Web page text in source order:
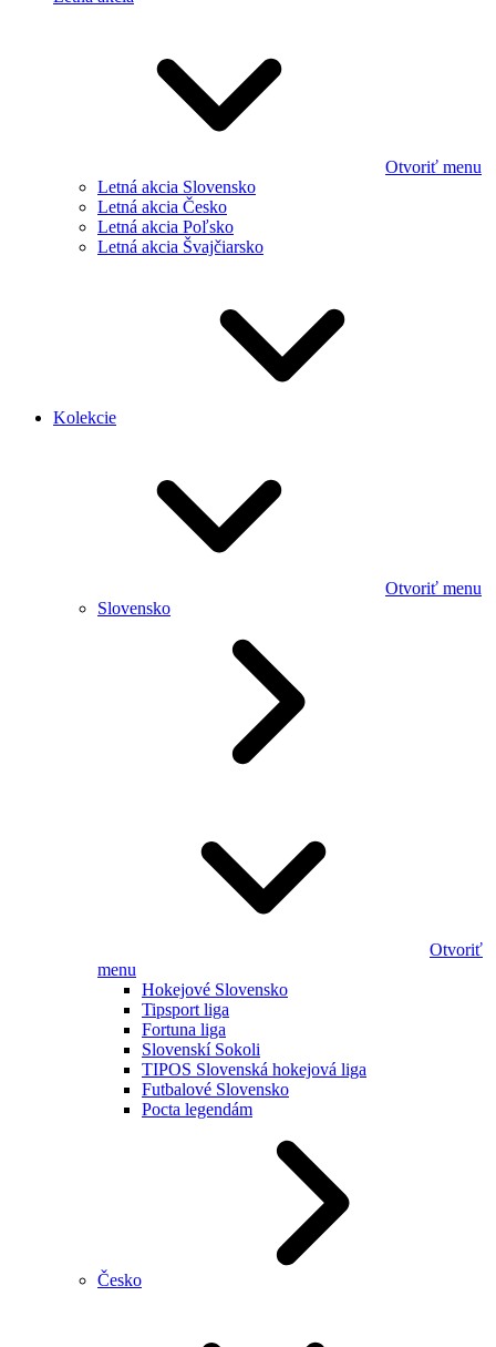
Otvoriť menu
Letná akcia Slovensko
Letná akcia Česko
Letná akcia Poľsko
Letná akcia Švajčiarsko
Kolekcie
Otvoriť menu
Slovensko
Otvoriť
menu
Hokejové Slovensko
Tipsport liga
Fortuna liga
Slovenskí Sokoli
TIPOS Slovenská hokejová liga
Futbalové Slovensko
Pocta legendám
Česko